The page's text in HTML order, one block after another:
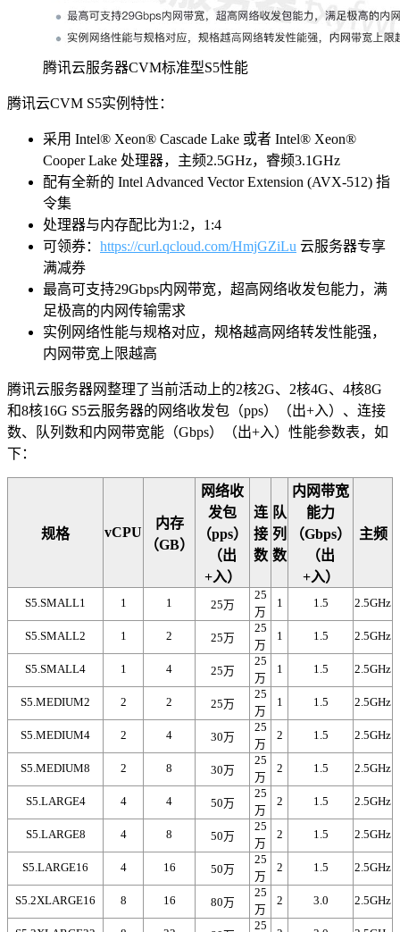
腾讯云服务器CVM标准型S5性能
腾讯云CVM S5实例特性：
采用 Intel® Xeon® Cascade Lake 或者 Intel® Xeon®
Cooper Lake 处理器，主频2.5GHz，睿频3.1GHz
配有全新的 Intel Advanced Vector Extension (AVX-512) 指
令集
处理器与内存配比为1:2，1:4
可领券： https://curl.qcloud.com/HmjGZiLu 云服务器专享
满减券
最高可支持29Gbps内网带宽，超高网络收发包能力，满
足极高的内网传输需求
实例网络性能与规格对应，规格越高网络转发性能强，
内网带宽上限越高
腾讯云服务器网整理了当前活动上的2核2G、2核4G、4核8G
和8核16G S5云服务器的网络收发包（pps）（出+入）、连接
数、队列数和内网带宽能（Gbps）（出+入）性能参数表，如
下：
规格 vCPU
内存
（GB）
网络收
发包
（pps）
（出
+入）
连
接
数
队
列
数
内网带宽
能力
（Gbps）
（出
+入）
主频
S5.SMALL1 1 1 25万
25
万
1 1.5 2.5GHz
S5.SMALL2 1 2 25万
25
万
1 1.5 2.5GHz
S5.SMALL4 1 4 25万
25
万
1 1.5 2.5GHz
S5.MEDIUM2 2 2 25万
25
万
1 1.5 2.5GHz
S5.MEDIUM4 2 4 30万
25
万
2 1.5 2.5GHz
S5.MEDIUM8 2 8 30万
25
万
2 1.5 2.5GHz
S5.LARGE4 4 4 50万
25
万
2 1.5 2.5GHz
S5.LARGE8 4 8 50万
25
万
2 1.5 2.5GHz
S5.LARGE16 4 16 50万
25
万
2 1.5 2.5GHz
S5.2XLARGE16 8 16 80万
25
万
2 3.0 2.5GHz
25